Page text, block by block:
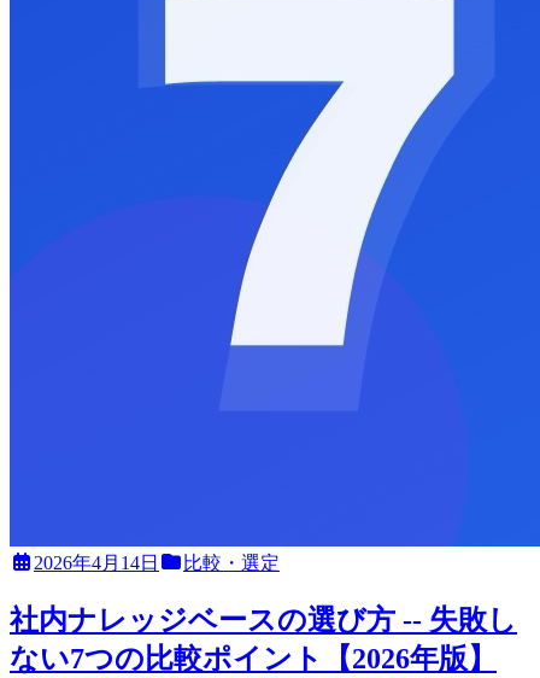
2026年4月14日 比較・選定
社内ナレッジベースの選び方 -- 失敗し
ない7つの比較ポイント【2026年版】